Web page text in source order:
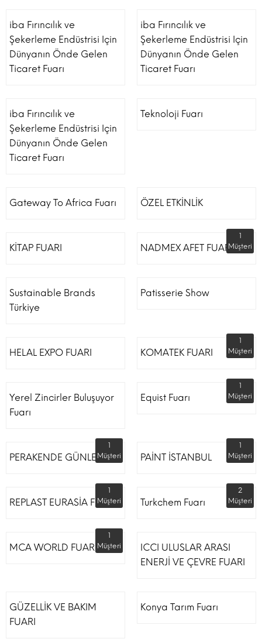
iba Fırıncılık ve
Şekerleme Endüstrisi Için
Dünyanın Önde Gelen
Ticaret Fuarı
iba Fırıncılık ve
Şekerleme Endüstrisi Için
Dünyanın Önde Gelen
Ticaret Fuarı
iba Fırıncılık ve
Şekerleme Endüstrisi Için
Dünyanın Önde Gelen
Ticaret Fuarı
Teknoloji Fuarı
Gateway To Africa Fuarı ÖZEL ETKİNLİK
KİTAP FUARI NADMEX AFET FUARI
1
Müşteri
Sustainable Brands
Türkiye
Patisserie Show
HELAL EXPO FUARI KOMATEK FUARI
1
Müşteri
Yerel Zincirler Buluşuyor
Fuarı
Equist Fuarı
1
Müşteri
PERAKENDE GÜNLERİ
1
Müşteri
PAİNT İSTANBUL
1
Müşteri
REPLAST EURASİA FUARI
1
Müşteri
Turkchem Fuarı
2
Müşteri
MCA WORLD FUARI
1
Müşteri
ICCI ULUSLAR ARASI
ENERJİ VE ÇEVRE FUARI
GÜZELLİK VE BAKIM
FUARI
Konya Tarım Fuarı